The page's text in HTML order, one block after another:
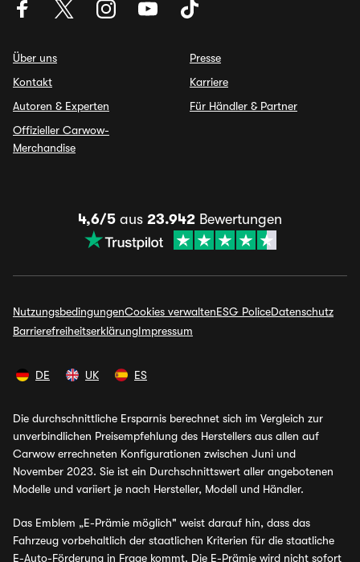
Über uns
Kontakt
Autoren & Experten
Offizieller Carwow-
Merchandise
Presse
Karriere
Für Händler & Partner
4,6/5 aus 23.942 Bewertungen
NutzungsbedingungenCookies verwaltenESG PoliceDatenschutz
BarrierefreiheitserklärungImpressum
DE UK ES
Die durchschnittliche Ersparnis berechnet sich im Vergleich zur
unverbindlichen Preisempfehlung des Herstellers aus allen auf
Carwow errechneten Konfigurationen zwischen Juni und
November 2023. Sie ist ein Durchschnittswert aller angebotenen
Modelle und variiert je nach Hersteller, Modell und Händler.
Das Emblem „E-Prämie möglich" weist darauf hin, dass das
Fahrzeug vorbehaltlich der staatlichen Kriterien für die staatliche
E-Auto-Förderung in Frage kommt. Die E-Prämie wird nicht sofort